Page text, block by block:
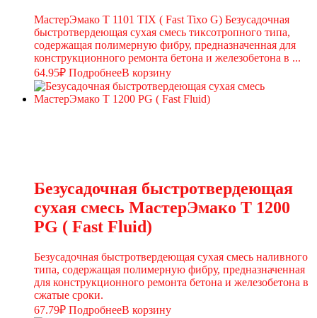
МастерЭмако T 1101 TIX ( Fast Tixo G) Безусадочная
быстротвердеющая сухая смесь тиксотропного типа,
содержащая полимерную фибру, предназначенная для
конструкционного ремонта бетона и железобетона в ...
64.95₽ ПодробнееВ корзину
Безусадочная быстротвердеющая
сухая смесь МастерЭмако T 1200
PG ( Fast Fluid)
Безусадочная быстротвердеющая сухая смесь наливного
типа, содержащая полимерную фибру, предназначенная
для конструкционного ремонта бетона и железобетона в
сжатые сроки.
67.79₽ ПодробнееВ корзину